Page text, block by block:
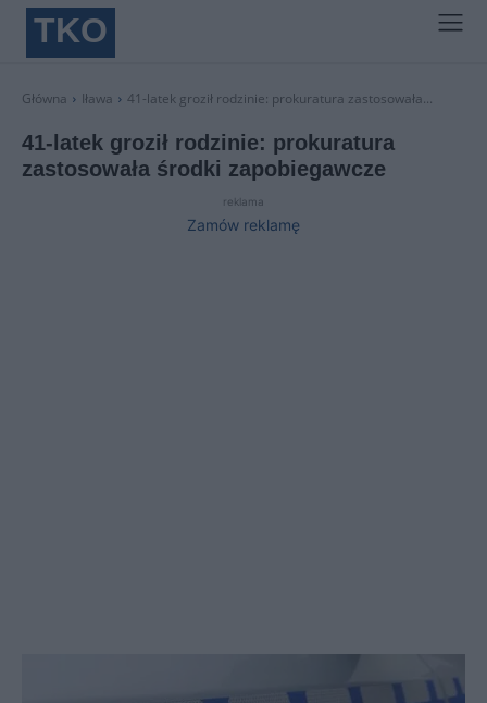
TKO
Główna Iława 41-latek groził rodzinie: prokuratura zastosowała...
41-latek groził rodzinie: prokuratura
zastosowała środki zapobiegawcze
reklama
Zamów reklamę